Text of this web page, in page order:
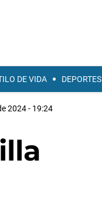
DE VIDA DEPORTES
2024 - 19:24